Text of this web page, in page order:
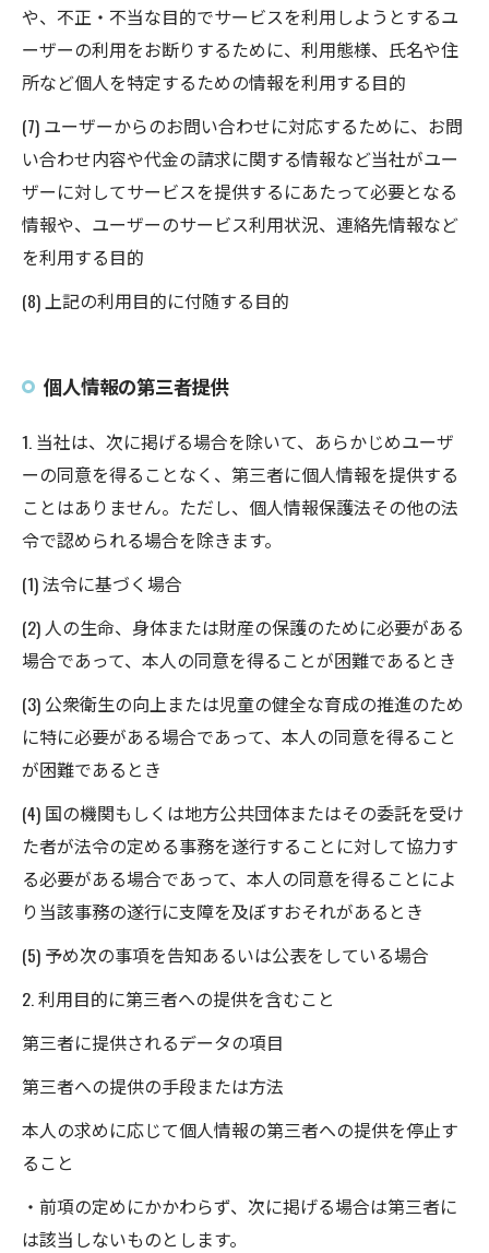
や、不正・不当な目的でサービスを利用しようとするユ
ーザーの利用をお断りするために、利用態様、氏名や住
所など個人を特定するための情報を利用する目的
(7) ユーザーからのお問い合わせに対応するために、お問
い合わせ内容や代金の請求に関する情報など当社がユー
ザーに対してサービスを提供するにあたって必要となる
情報や、ユーザーのサービス利用状況、連絡先情報など
を利用する目的
(8) 上記の利用目的に付随する目的
個人情報の第三者提供
1. 当社は、次に掲げる場合を除いて、あらかじめユーザ
ーの同意を得ることなく、第三者に個人情報を提供する
ことはありません。ただし、個人情報保護法その他の法
令で認められる場合を除きます。
(1) 法令に基づく場合
(2) 人の生命、身体または財産の保護のために必要がある
場合であって、本人の同意を得ることが困難であるとき
(3) 公衆衛生の向上または児童の健全な育成の推進のため
に特に必要がある場合であって、本人の同意を得ること
が困難であるとき
(4) 国の機関もしくは地方公共団体またはその委託を受け
た者が法令の定める事務を遂行することに対して協力す
る必要がある場合であって、本人の同意を得ることによ
り当該事務の遂行に支障を及ぼすおそれがあるとき
(5) 予め次の事項を告知あるいは公表をしている場合
2. 利用目的に第三者への提供を含むこと
第三者に提供されるデータの項目
第三者への提供の手段または方法
本人の求めに応じて個人情報の第三者への提供を停止す
ること
・前項の定めにかかわらず、次に掲げる場合は第三者に
は該当しないものとします。